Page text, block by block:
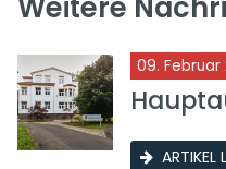
09. Februar
ARTIKEL